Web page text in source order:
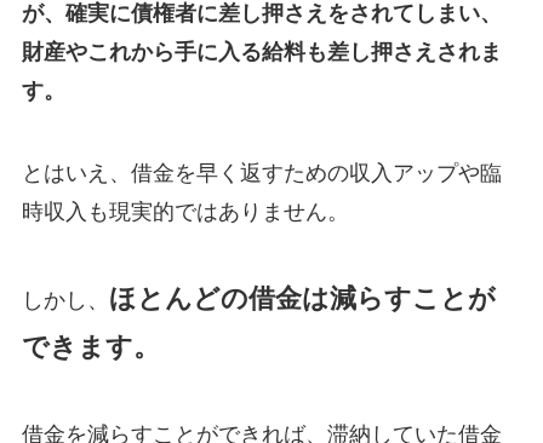
が、確実に債権者に差し押さえをされてしまい、
財産やこれから手に入る給料も差し押さえされま
す。
とはいえ、借金を早く返すための収入アップや臨
時収入も現実的ではありません。
しかし、 ほとんどの借金は減らすことが
できます。
借金を減らすことができれば、滞納していた借金